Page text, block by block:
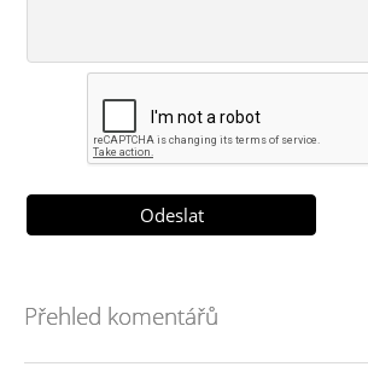
Přehled komentářů